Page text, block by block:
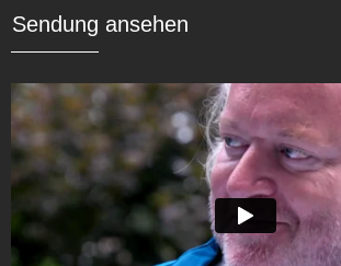
Sendung ansehen